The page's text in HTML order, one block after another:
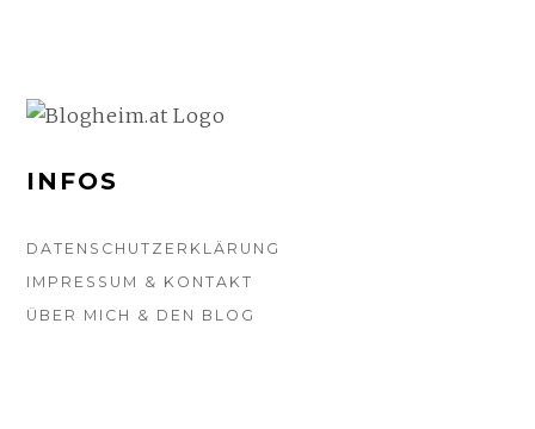
FOOTER-
INFOS
DATENSCHUTZERKLÄRUNG
IMPRESSUM & KONTAKT
ÜBER MICH & DEN BLOG